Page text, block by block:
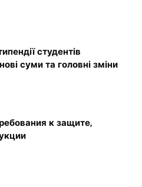
студентів
суми та головні зміни
к защите,